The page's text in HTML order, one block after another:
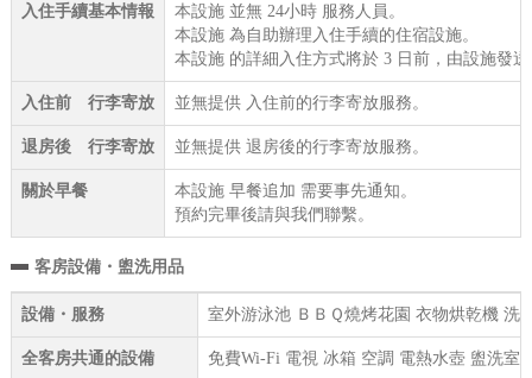
入住手續基本情報
本設施 並無 24小時 服務人員。
本設施 為自助辦理入住手續的住宿設施。
本設施 的詳細入住方式將於 3 日前，由設施發
入住前 行李寄放 並無提供 入住前的行李寄放服務。
退房後 行李寄放 並無提供 退房後的行李寄放服務。
關於早餐
本設施 早餐追加 需要事先通知。
預約完畢後請與我們聯繫。
客房設備・盥洗用品
設備・服務 室外游泳池 ＢＢＱ燒烤花園 衣物烘乾機 洗
全客房共通的設備 免費Wi-Fi 電視 冰箱 空調 電熱水壺 盥洗室